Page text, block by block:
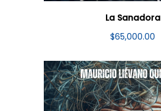
La Sanadora
$65,000.00